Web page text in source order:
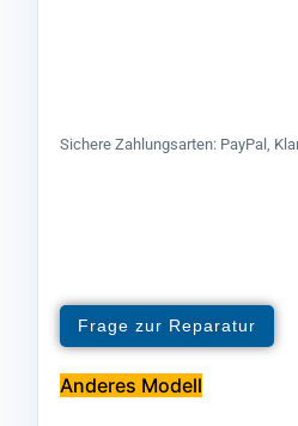
Sichere Zahlungsarten: PayPal,
Frage zur Reparatur
Anderes Modell